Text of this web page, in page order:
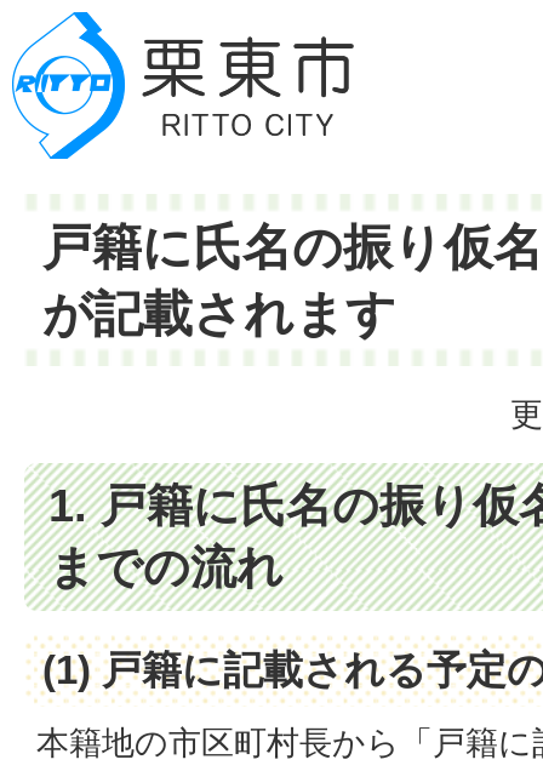
戸籍に氏名の振り仮
が記載されます
1. 戸籍に氏名の振り仮
までの流れ
(1) 戸籍に記載される予定
本籍地の市区町村長から「戸籍